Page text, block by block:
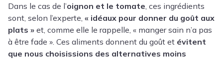
Dans le cas de l’oignon et le tomate , ces ingrédients
sont, selon l’experte, « idéaux pour donner du goût aux
plats » et, comme elle le rappelle, « manger sain n’a pas
à être fade ». Ces aliments donnent du goût et évitent
que nous choisissions des alternatives moins